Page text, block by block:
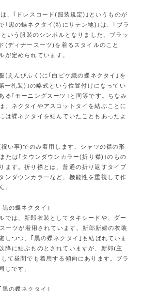
、｢ドレスコード(服装規定)｣というものが
｢黒の蝶ネクタイ(特にサテン地)｣は、｢ブラ
いう服装のシンボルとなりました。ブラッ
(ディナースーツ)を着るスタイルのこと
が定められています。
(えんびふく)に｢白ピケ織の蝶ネクタイ｣を
一礼装)｣の略式という位置付けになってい
る｢モーニングスーツ｣と同等です。ちなみ
、ネクタイやアスコットタイを結ぶことに
は蝶ネクタイを結んでいたこともあったよ
い事)でのみ着用します。シャツの襟の形
たは｢タウンダウンカラー(折り襟)｣のもの
ます。折り襟とは、普通の折り返すタイプ
ンダウンカラーなど、機能性を重視して作
。
黒の蝶ネクタイ｣
では、新郎衣装としてタキシードや、ダー
ーツが着用されています。新郎新婦の衣装
しつつ、｢黒の蝶ネクタイ｣も結ばれていま
降に結ぶものとされていますが、新郎(主
て昼間でも着用する傾向にあります。ブラ
じです。
黒の蝶ネクタイ｣